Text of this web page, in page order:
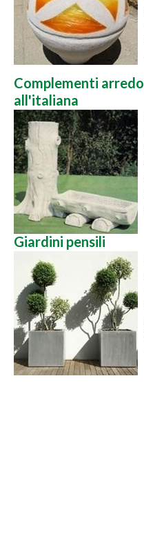
Complementi
all'italiana
Giardini pensili